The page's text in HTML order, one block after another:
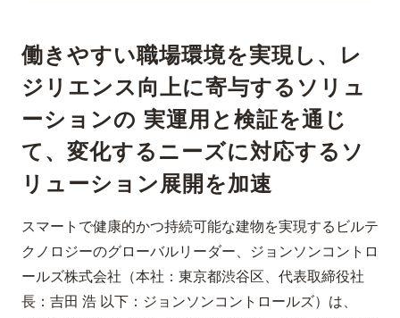
働きやすい職場環境を実現し、レ
ジリエンス向上に寄与するソリュ
ーションの 実運用と検証を通じ
て、変化するニーズに対応するソ
リューション展開を加速
スマートで健康的かつ持続可能な建物を実現するビルテ
クノロジーのグローバルリーダー、ジョンソンコントロ
ールズ株式会社（本社：東京都渋谷区、代表取締役社
長：吉田 浩 以下：ジョンソンコントロールズ）は、